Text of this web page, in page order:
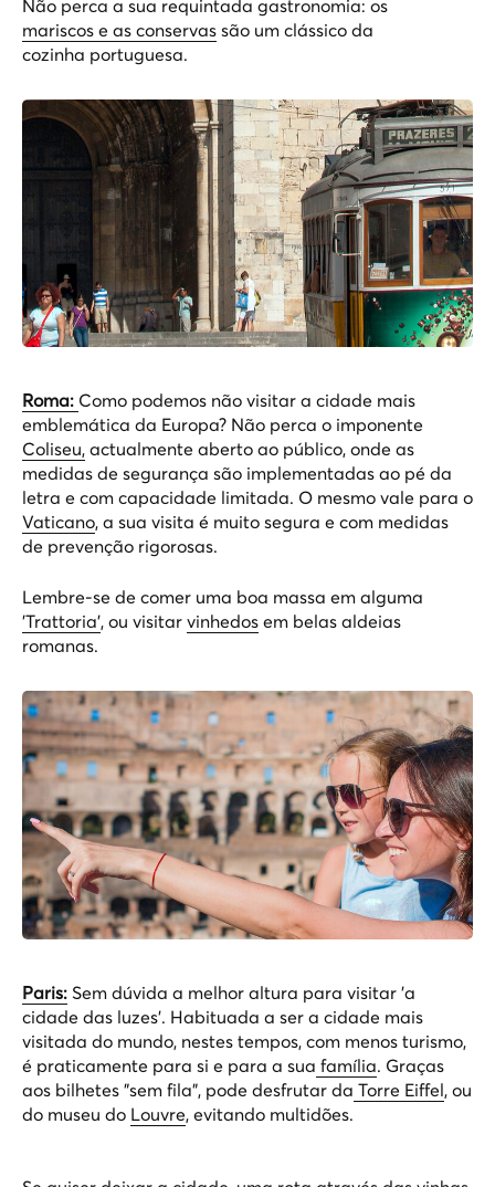
Não perca a sua requintada gastronomia: os
mariscos e as conservas são um clássico da
cozinha portuguesa.
Roma: Como podemos não visitar a cidade mais
emblemática da Europa? Não perca o imponente
Coliseu, actualmente aberto ao público, onde as
medidas de segurança são implementadas ao pé da
letra e com capacidade limitada. O mesmo vale para o
Vaticano, a sua visita é muito segura e com medidas
de prevenção rigorosas.
Lembre-se de comer uma boa massa em alguma
'Trattoria', ou visitar vinhedos em belas aldeias
romanas.
Paris: Sem dúvida a melhor altura para visitar 'a
cidade das luzes'. Habituada a ser a cidade mais
visitada do mundo, nestes tempos, com menos turismo,
é praticamente para si e para a sua família. Graças
aos bilhetes "sem fila", pode desfrutar da Torre Eiffel, ou
do museu do Louvre, evitando multidões.